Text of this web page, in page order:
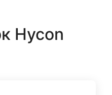
Hycon